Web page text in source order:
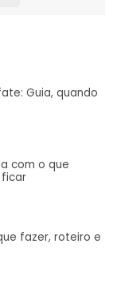
Guia, quando
com o que
ficar
fazer, roteiro e